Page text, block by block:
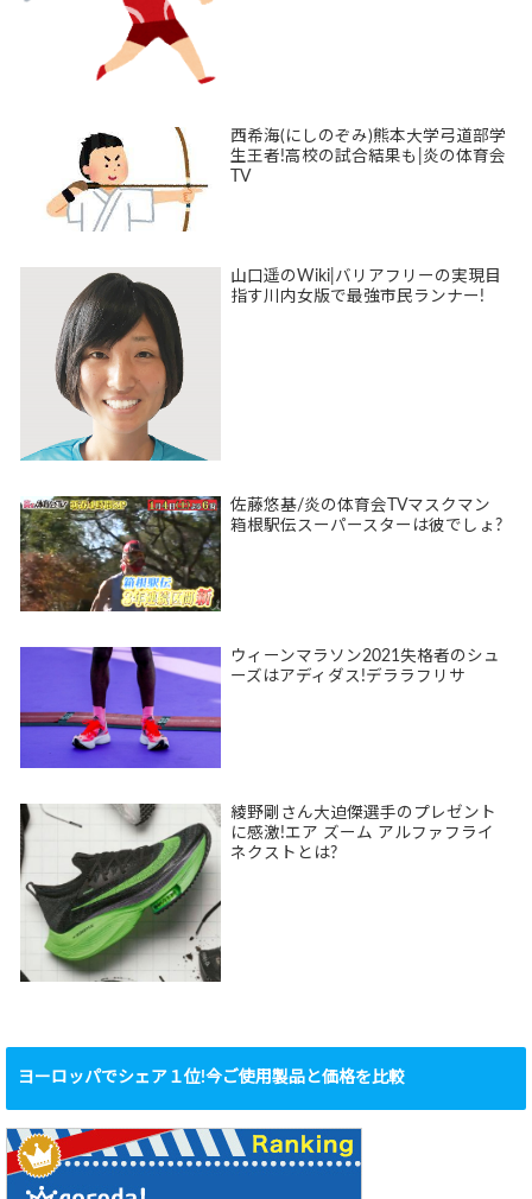
西希海(にしのぞみ)熊本大学弓道部学
生王者!高校の試合結果も|炎の体育会
TV
山口遥のWiki|バリアフリーの実現目
指す川内女版で最強市民ランナー!
佐藤悠基/炎の体育会TVマスクマン
箱根駅伝スーパースターは彼でしょ?
ウィーンマラソン2021失格者のシュ
ーズはアディダス!デララフリサ
綾野剛さん大迫傑選手のプレゼント
に感激!エア ズーム アルファフライ
ネクストとは?
ヨーロッパでシェア１位!今ご使用製品と価格を比較